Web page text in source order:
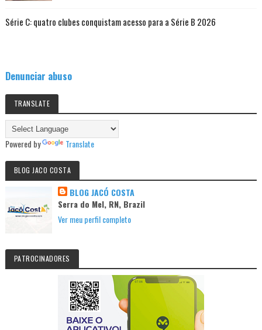
Série C: quatro clubes conquistam acesso para a Série B 2026
Denunciar abuso
TRANSLATE
Powered by Translate
BLOG JACO COSTA
BLOG JACÓ COSTA
Serra do Mel, RN, Brazil
Ver meu perfil completo
PATROCINADORES